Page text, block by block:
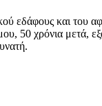
εδάφους και
χρόνια μετά,